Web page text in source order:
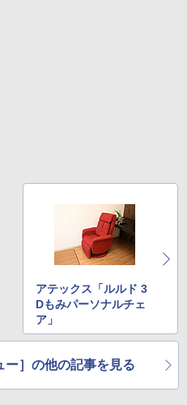
アテックス「ルルド 3
Dもみパーソナルチェ
ア」
ー］の他の記事を見る